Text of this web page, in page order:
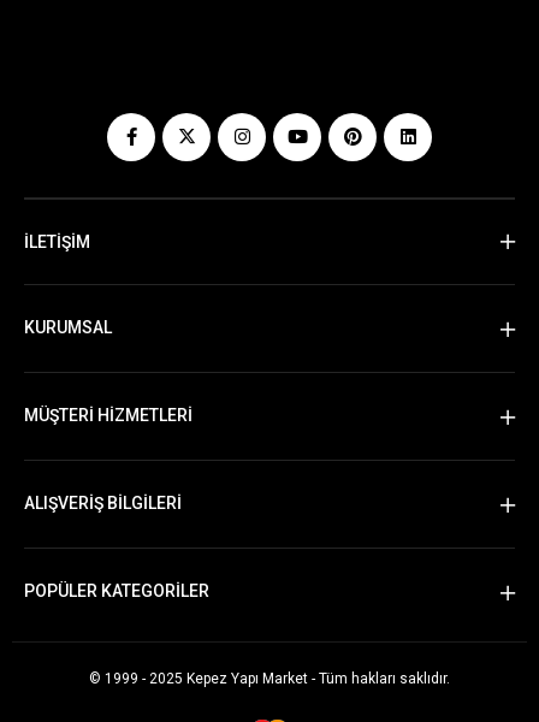
İLETİŞİM
KURUMSAL
MÜŞTERİ HİZMETLERİ
ALIŞVERİŞ BİLGİLERİ
POPÜLER KATEGORİLER
© 1999 - 2025 Kepez Yapı Market - Tüm hakları saklıdır.